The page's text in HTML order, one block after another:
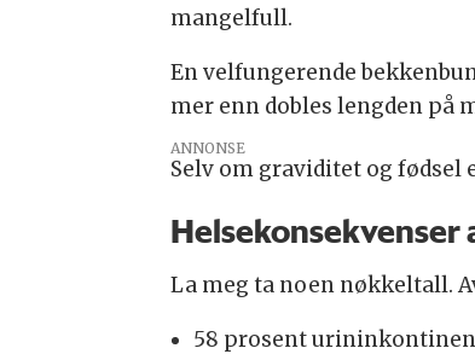
mangelfull.
En velfungerende
mer enn dobles lengden på
ANNONSE
Selv om graviditet og
Helsekonsekvenser
La meg ta noen nøkkeltall.
58 prosent